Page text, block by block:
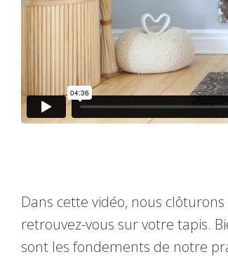
Dans cette vidéo, nous
retrouvez-vous sur votre tapis.
sont les fondements de notre